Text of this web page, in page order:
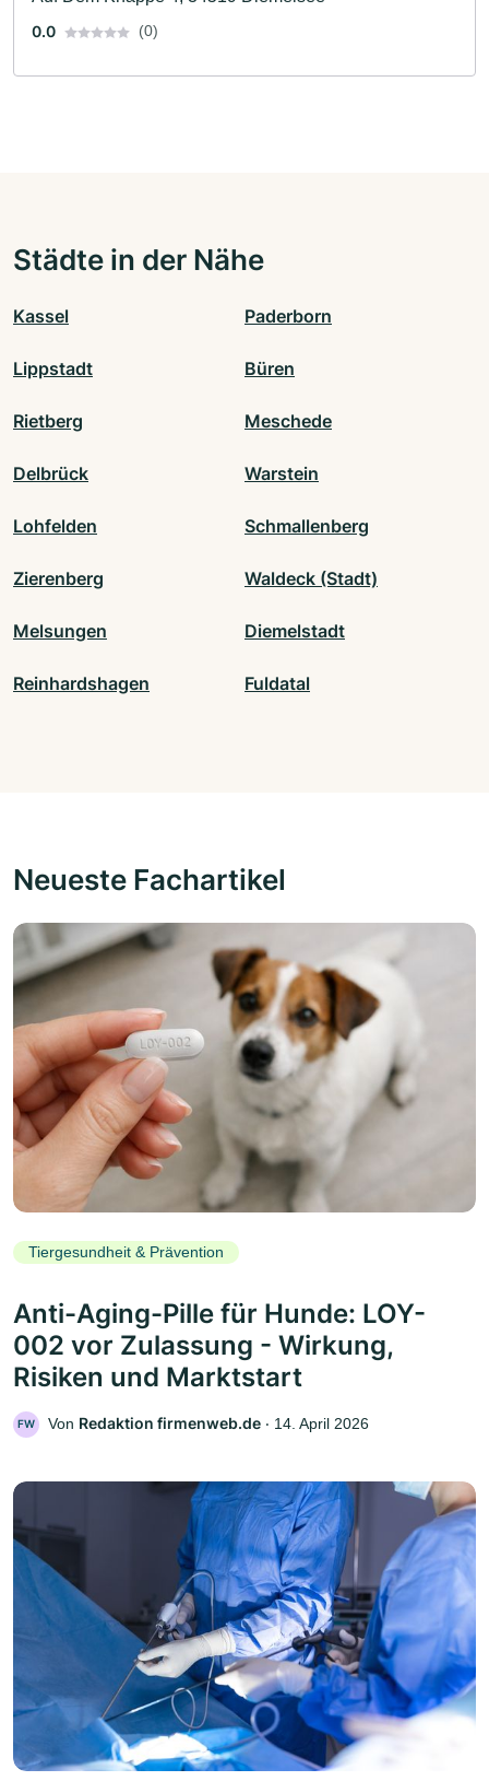
0.0
(0)
Städte in der Nähe
Kassel Paderborn
Lippstadt Büren
Rietberg Meschede
Delbrück Warstein
Lohfelden Schmallenberg
Zierenberg Waldeck (Stadt)
Melsungen Diemelstadt
Reinhardshagen Fuldatal
Neueste Fachartikel
Tiergesundheit & Prävention
Anti-Aging-Pille für Hunde: LOY-
002 vor Zulassung - Wirkung,
Risiken und Marktstart
FW Von Redaktion firmenweb.de ‧ 14. April 2026